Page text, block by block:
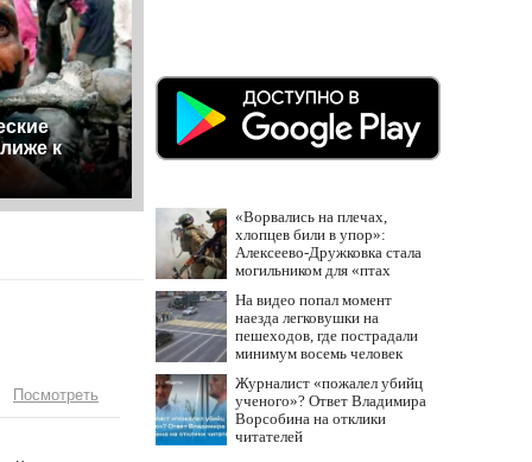
к
Посмотреть
«Ворвались на плечах,
хлопцев били в упор»:
Алексеево-Дружковка стала
могильником для «птах
На видео попал момент
наезда легковушки на
пешеходов, где пострадали
минимум восемь человек
Журналист «пожалел убийц
ученого»? Ответ Владимира
Ворсобина на отклики
читателей